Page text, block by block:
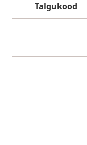
Talgukood